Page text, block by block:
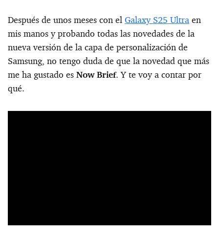
Después de unos meses con el Galaxy S25 Ultra en
mis manos y probando todas las novedades de la
nueva versión de la capa de personalización de
Samsung, no tengo duda de que la novedad que más
me ha gustado es Now Brief. Y te voy a contar por
qué.